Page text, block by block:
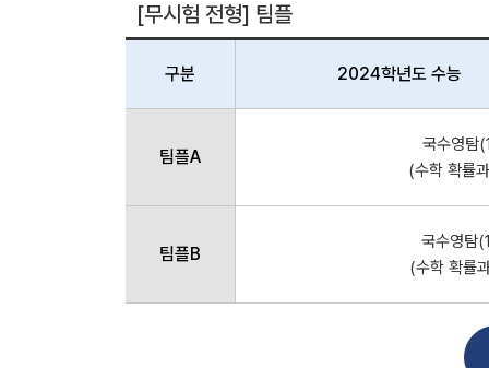
[무시험 전형] 팀플
구분 2024학년도 수능
팀플A
국수영탐
(수학 확률
팀플B
국수영탐
(수학 확률